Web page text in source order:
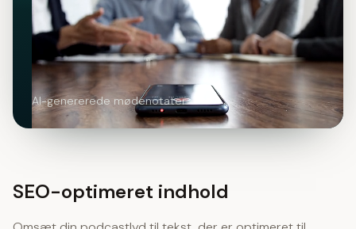
AI-genererede mødenotater
SEO-optimeret indhold